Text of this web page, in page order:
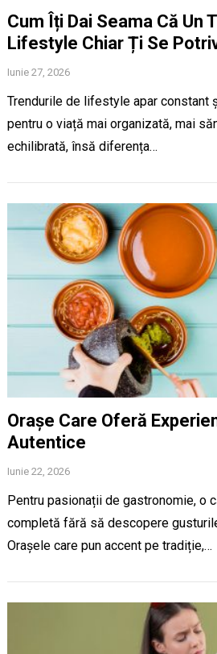
Cum Îți Dai Seama Că Un
Lifestyle Chiar Ți Se
Iunie 27, 2026
Trendurile de lifestyle apar constant
pentru o viață mai organizată, mai
echilibrată, însă diferența…
Orașe Care Oferă
Autentice
Iunie 22, 2026
Pentru pasionații de gastronomie, o
completă fără să descopere
Orașele care pun accent pe tradiție,…